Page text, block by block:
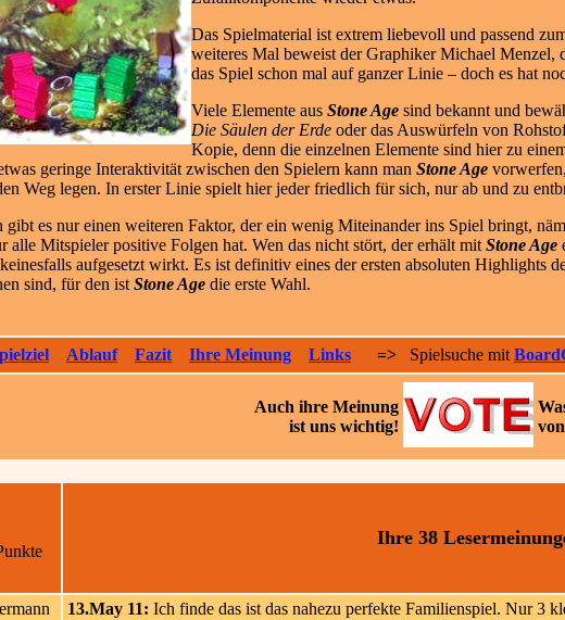
Das Spielmaterial ist extrem liebevoll und passend
weiteres Mal beweist der Graphiker Michael Menzel,
das Spiel schon mal auf ganzer Linie – doch es hat
Viele Elemente aus Stone Age sind bekannt und
Die Säulen der Erde oder das Auswürfeln von
Kopie, denn die einzelnen Elemente sind hier zu
geringe Interaktivität zwischen den Spielern kann man Stone Age
Weg legen. In erster Linie spielt hier jeder friedlich für sich, nur ab und zu
gibt es nur einen weiteren Faktor, der ein wenig Miteinander ins Spiel bringt,
alle Mitspieler positive Folgen hat. Wen das nicht stört, der erhält mit Stone Age
aufgesetzt wirkt. Es ist definitiv eines der ersten absoluten Highlights
sind, für den ist Stone Age die erste Wahl.
Ablauf Fazit Ihre Meinung Links => Spielsuche mit
Auch ihre Meinung
ist uns wichtig!
Ihre 38
13.May 11: Ich finde das ist das nahezu perfekte Familienspiel. Nur 3